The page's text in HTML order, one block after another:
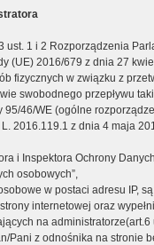
ust. 1 i 2 Rozporządzenia
(UE) 2016/679 z dnia 27
fizycznych w związku z
swobodnego przepływu
95/46/WE (ogólne
2016.119.1 z dnia 4 maja
i Inspektora Ochrony
osobowych”,
w postaci adresu IP,
internetowej oraz
na administratorze(art.6
Pani z odnośnika na stronie